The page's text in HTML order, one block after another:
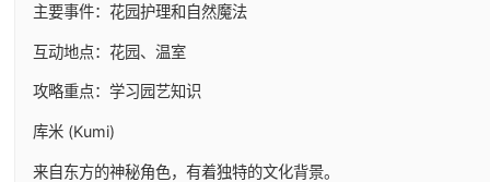
主要事件：花园护理和自然魔法
互动地点：花园、温室
攻略重点：学习园艺知识
库米 (Kumi)
来自东方的神秘角色，有着独特的文化背景。